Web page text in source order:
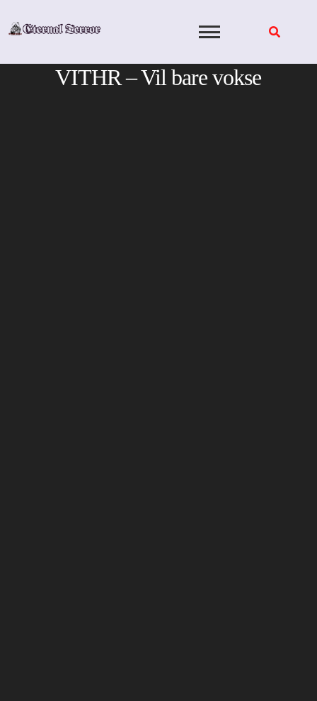
VITHR – Vil bare vokse